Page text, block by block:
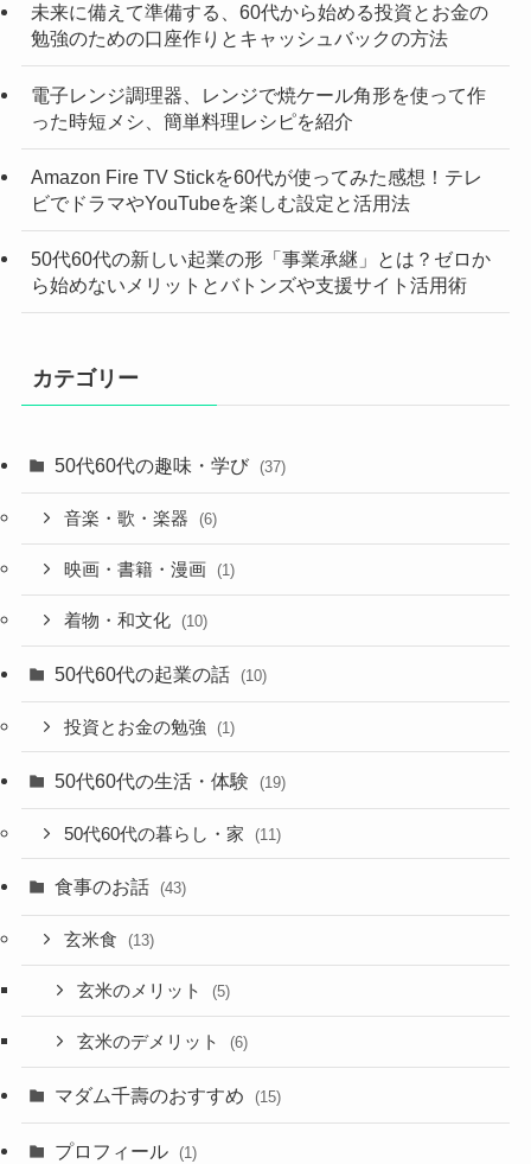
未来に備えて準備する、60代から始める投資とお金の
勉強のための口座作りとキャッシュバックの方法
電子レンジ調理器、レンジで焼ケール角形を使って作
った時短メシ、簡単料理レシピを紹介
Amazon Fire TV Stickを60代が使ってみた感想！テレ
ビでドラマやYouTubeを楽しむ設定と活用法
50代60代の新しい起業の形「事業承継」とは？ゼロか
ら始めないメリットとバトンズや支援サイト活用術
カテゴリー
50代60代の趣味・学び (37)
音楽・歌・楽器 (6)
映画・書籍・漫画 (1)
着物・和文化 (10)
50代60代の起業の話 (10)
投資とお金の勉強 (1)
50代60代の生活・体験 (19)
50代60代の暮らし・家 (11)
食事のお話 (43)
玄米食 (13)
玄米のメリット (5)
玄米のデメリット (6)
マダム千壽のおすすめ (15)
プロフィール (1)